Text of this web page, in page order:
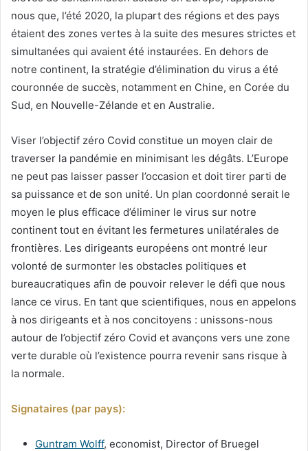
nous que, l’été 2020, la plupart des régions et des pays
étaient des zones vertes à la suite des mesures strictes et
simultanées qui avaient été instaurées. En dehors de
notre continent, la stratégie d’élimination du virus a été
couronnée de succès, notamment en Chine, en Corée du
Sud, en Nouvelle-Zélande et en Australie.
Viser l’objectif zéro Covid constitue un moyen clair de
traverser la pandémie en minimisant les dégâts. L’Europe
ne peut pas laisser passer l’occasion et doit tirer parti de
sa puissance et de son unité. Un plan coordonné serait le
moyen le plus efficace d’éliminer le virus sur notre
continent tout en évitant les fermetures unilatérales de
frontières. Les dirigeants européens ont montré leur
volonté de surmonter les obstacles politiques et
bureaucratiques afin de pouvoir relever le défi que nous
lance ce virus. En tant que scientifiques, nous en appelons
à nos dirigeants et à nos concitoyens : unissons-nous
autour de l’objectif zéro Covid et avançons vers une zone
verte durable où l’existence pourra revenir sans risque à
la normale.
Signataires (par pays):
Guntram Wolff, economist, Director of Bruegel